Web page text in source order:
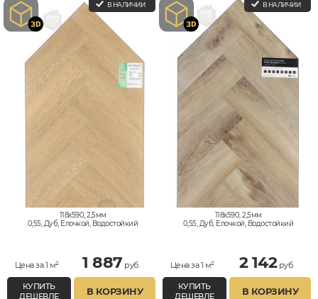
В НАЛИЧИИ
118x590, 2,5мм
0,55, Дуб, Елочкой, Водостойкий
Цена за 1 м² 1 887 руб.
КУПИТЬ
ДЕШЕВЛЕ
В КОРЗИНУ
В НАЛИЧИИ
118x590, 2,5мм
0,55, Дуб, Елочкой, Водостойкий
Цена за 1 м² 2 142руб.
КУПИТЬ
ДЕШЕВЛЕ
В КОРЗИНУ